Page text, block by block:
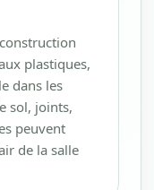
plastiques,
dans les
sol, joints,
peuvent
de la salle